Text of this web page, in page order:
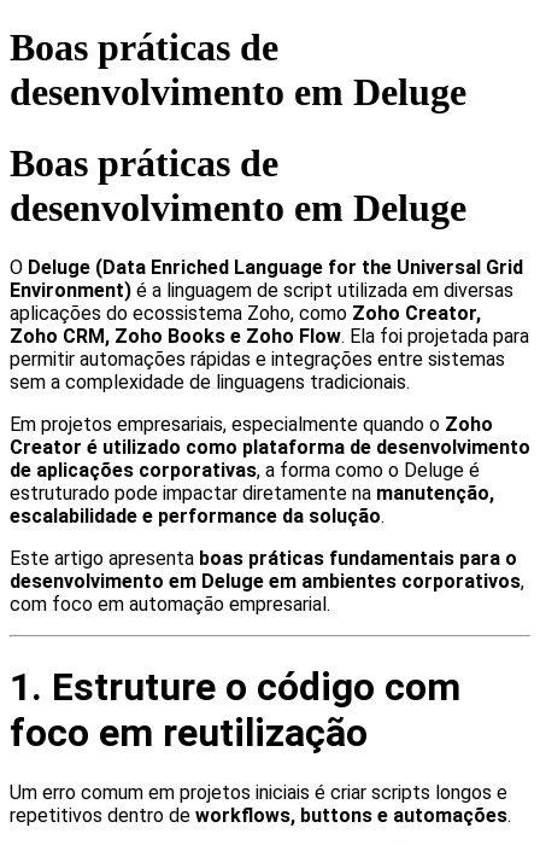
Boas práticas de
desenvolvimento em Deluge
Boas práticas de
desenvolvimento em Deluge
O Deluge (Data Enriched Language for the Universal Grid
Environment) é a linguagem de script utilizada em diversas
aplicações do ecossistema Zoho, como Zoho Creator,
Zoho CRM, Zoho Books e Zoho Flow. Ela foi projetada para
permitir automações rápidas e integrações entre sistemas
sem a complexidade de linguagens tradicionais.
Em projetos empresariais, especialmente quando o Zoho
Creator é utilizado como plataforma de desenvolvimento
de aplicações corporativas, a forma como o Deluge é
estruturado pode impactar diretamente na manutenção,
escalabilidade e performance da solução.
Este artigo apresenta boas práticas fundamentais para o
desenvolvimento em Deluge em ambientes corporativos,
com foco em automação empresarial.
1. Estruture o código com
foco em reutilização
Um erro comum em projetos iniciais é criar scripts longos e
repetitivos dentro de workflows, buttons e automações.